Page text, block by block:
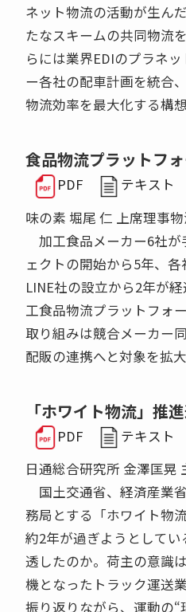
ネット物流の活動が生ん
たなスキームの共同物流
らには業界EDIのプラネ
ー各社の配車計画を統合
物流効率を最大化する構
食品物流プラットフ
PDF
テキスト
味の素 堀尾 仁 上席理事
加工食品メーカー6社が
ェクトの開始から5年、
LINE社の設立から2年が
工食品物流プラットフォ
取り組みは競合メーカー
配販の連携へと対象を拡大
「ホワイト物流」推
PDF
テキスト
日通総合研究所 金澤匡晃
国土交通省、経済産業
務局とする「ホワイト物
約2年が過ぎようとして
透したのか。荷主の意識
機となったトラック運送
振り返りながら、運動の“